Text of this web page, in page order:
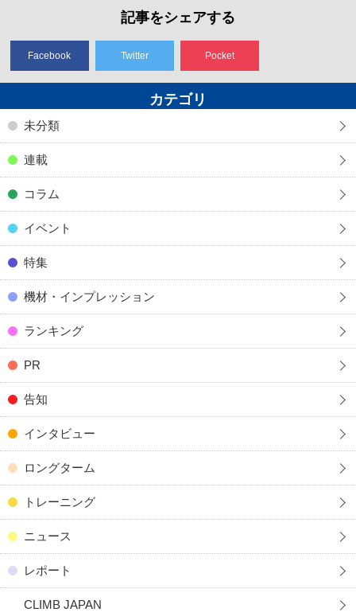
記事をシェアする
Facebook Twitter Pocket
カテゴリ
未分類
連載
コラム
イベント
特集
機材・インプレッション
ランキング
PR
告知
インタビュー
ロングターム
トレーニング
ニュース
レポート
CLIMB JAPAN